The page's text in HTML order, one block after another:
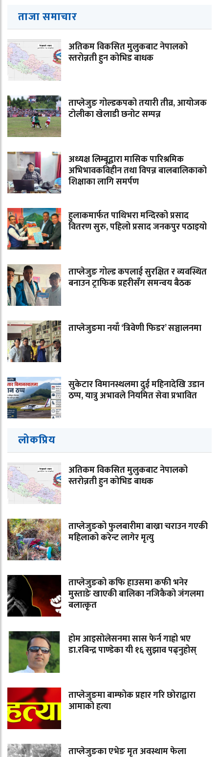
ताजा समाचार
अतिकम विकसित मुलुकबाट नेपालको
स्तरोन्नती हुन कोभिड बाधक
ताप्लेजुङ गोल्डकपको तयारी तीव्र, आयोजक
टोलीका खेलाडी छनोट सम्पन्न
अध्यक्ष लिम्बूद्वारा मासिक पारिश्रमिक
अभिभावकविहीन तथा विपन्न बालबालिकाको
शिक्षाका लागि समर्पण
हुलाकमार्फत पाथिभरा मन्दिरको प्रसाद
वितरण सुरु, पहिलो प्रसाद जनकपुर पठाइयो
ताप्लेजुङ गोल्ड कपलाई सुरक्षित र व्यवस्थित
बनाउन ट्राफिक प्रहरीसँग समन्वय बैठक
ताप्लेजुङमा नयाँ ‘त्रिवेणी फिडर’ सञ्चालनमा
सुकेटार विमानस्थलमा दुई महिनादेखि उडान
ठप्प, यात्रु अभावले नियमित सेवा प्रभावित
लोकप्रिय
अतिकम विकसित मुलुकबाट नेपालको
स्तरोन्नती हुन कोभिड बाधक
ताप्लेजुङको फुलबारीमा बाख्रा चराउन गएकी
महिलाको करेन्ट लागेर मृत्यु
ताप्लेजुङको कफि हाउसमा कफी भनेर
मुस्ताङे खाएकी बालिका नजिकैको जंगलमा
बलात्कृत
होम आइसोलेसनमा सास फेर्न गाह्रो भए
डा.रबिन्द्र पाण्डेका यी १६ सुझाव पढ्नुहोस्
ताप्लेजुङमा बाम्फोक प्रहार गरि छोराद्वारा
आमाको हत्या
ताप्लेजुङका एभेङ मृत अवस्थाम फेला